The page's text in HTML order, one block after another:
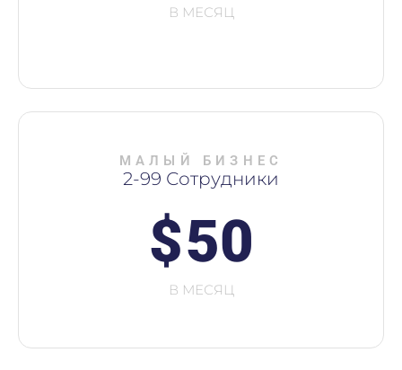
В МЕСЯЦ
МАЛЫЙ БИЗНЕС
2-99 Сотрудники
$50
В МЕСЯЦ